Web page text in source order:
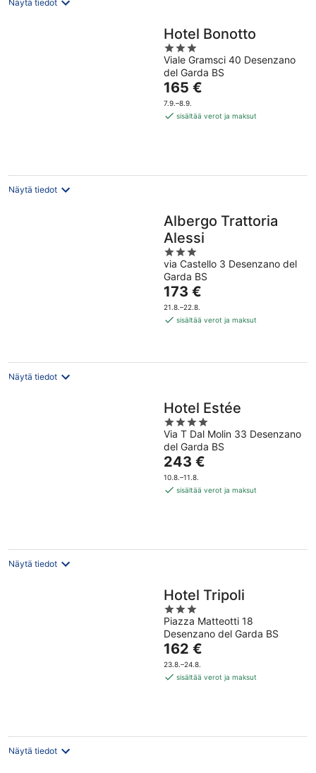
Näytä tiedot
Hotel Bonotto
3
out
of
5
Viale Gramsci 40 Desenzano
del Garda BS
Hinta
on
165 €
165 €
7.9.–8.9.
sisältää verot ja maksut
Näytä tiedot
Albergo Trattoria
Alessi
3
out
of
5
via Castello 3 Desenzano del
Garda BS
Hinta
on
173 €
173 €
21.8.–22.8.
sisältää verot ja maksut
Näytä tiedot
Hotel Estée
4
out
of
5
Via T Dal Molin 33 Desenzano
del Garda BS
Hinta
on
243 €
243 €
10.8.–11.8.
sisältää verot ja maksut
Näytä tiedot
Hotel Tripoli
3
out
of
5
Piazza Matteotti 18
Desenzano del Garda BS
Hinta
on
162 €
162 €
23.8.–24.8.
sisältää verot ja maksut
Näytä tiedot